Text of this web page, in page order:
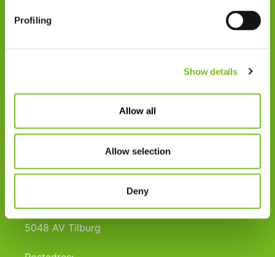
Profiling
Show details
Allow all
Allow selection
Deny
Zorgprofessionals
Patiënten
VIVISOL NEDERLAND B.V.
Swaardvenstraat 27
5048 AV Tilburg